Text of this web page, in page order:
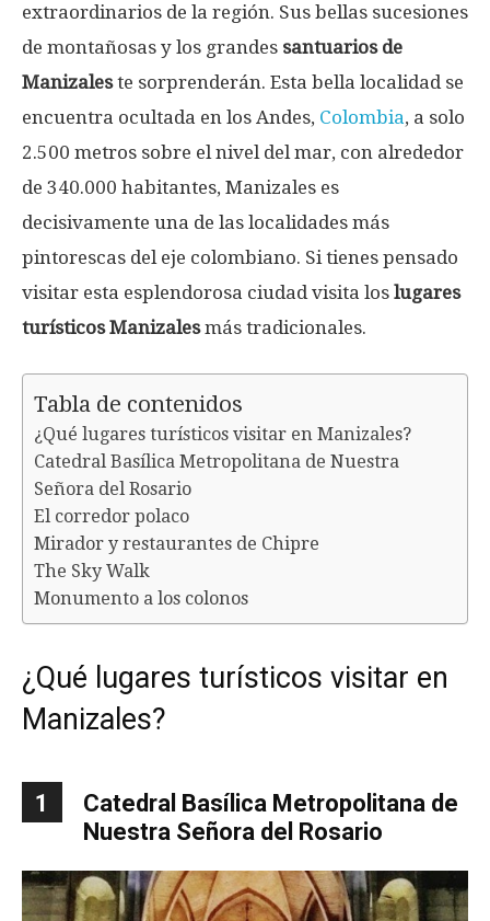
extraordinarios de la región. Sus bellas sucesiones
de montañosas y los grandes santuarios de
Manizaleste sorprenderán. Esta bella localidad se
encuentra ocultada en los Andes, Colombia, a solo
2.500 metros sobre el nivel del mar, con alrededor
de 340.000 habitantes, Manizales es
decisivamente una de las localidades más
pintorescas del eje colombiano. Si tienes pensado
visitar esta esplendorosa ciudad visita los lugares
turísticos Manizalesmás tradicionales.
Tabla de contenidos
¿Qué lugares turísticos visitar en Manizales?
Catedral Basílica Metropolitana de Nuestra
Señora del Rosario
El corredor polaco
Mirador y restaurantes de Chipre
The Sky Walk
Monumento a los colonos
¿Qué lugares turísticos visitar en
Manizales?
1
Catedral Basílica Metropolitana de
Nuestra Señora del Rosario